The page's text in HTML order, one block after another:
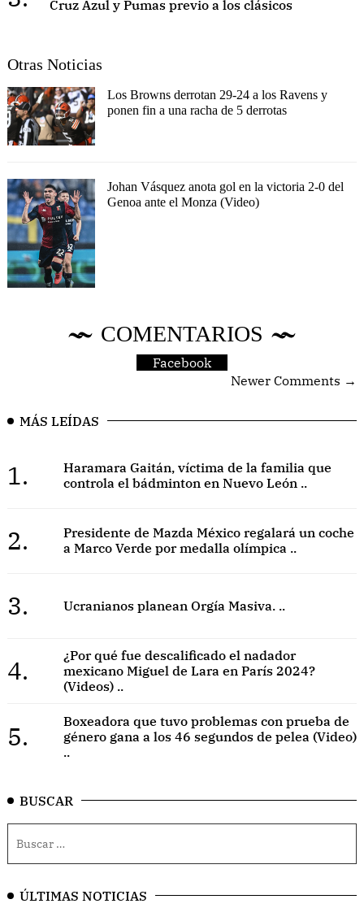
Cruz Azul y Pumas previo a los clásicos
Otras Noticias
Los Browns derrotan 29-24 a los Ravens y
ponen fin a una racha de 5 derrotas
Johan Vásquez anota gol en la victoria 2-0 del
Genoa ante el Monza (Video)
COMENTARIOS
Facebook
Newer Comments →
MÁS LEÍDAS
1.
Haramara Gaitán, víctima de la familia que
controla el bádminton en Nuevo León ..
2.
Presidente de Mazda México regalará un coche
a Marco Verde por medalla olímpica ..
3. Ucranianos planean Orgía Masiva. ..
4.
¿Por qué fue descalificado el nadador
mexicano Miguel de Lara en París 2024?
(Videos) ..
5.
Boxeadora que tuvo problemas con prueba de
género gana a los 46 segundos de pelea (Video)
..
BUSCAR
ÚLTIMAS NOTICIAS